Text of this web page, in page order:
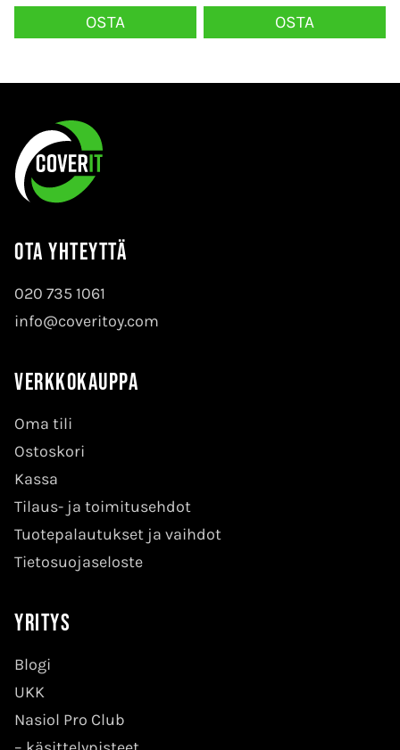
OSTA OSTA
Ota yhteyttä
020 735 1061
info@coveritoy.com
Verkkokauppa
Oma tili
Ostoskori
Kassa
Tilaus- ja toimitusehdot
Tuotepalautukset ja vaihdot
Tietosuojaseloste
Yritys
Blogi
UKK
Nasiol Pro Club